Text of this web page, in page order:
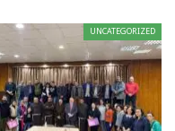
UNCATEGORIZED